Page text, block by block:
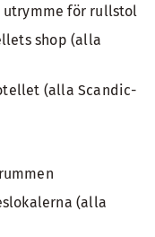
för rullstol
shop (alla
(alla Scandic-
(alla